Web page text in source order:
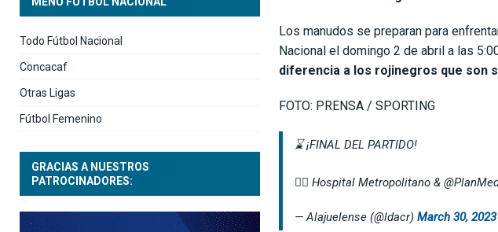
Los manudos se preparan para
Nacional el domingo 2 de abril a las
diferencia a los rojinegros que son
FOTO: PRENSA / SPORTING
⌛ ¡FINAL DEL PARTIDO!
👉🏻 Hospital Metropolitano &
— Alajuelense (@ldacr) March 30, 2023
Todo Fútbol Nacional
Concacaf
Otras Ligas
Fútbol Femenino
GRACIAS A NUESTROS
PATROCINADORES: